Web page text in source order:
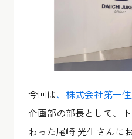
今回は、株式会社第一
企画部の部長として、
わった尾崎 光生さんに